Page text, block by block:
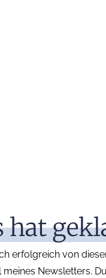
hat
erfolgreich von
meines Newsletters.